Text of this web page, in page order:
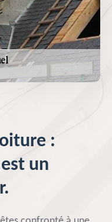
:
un